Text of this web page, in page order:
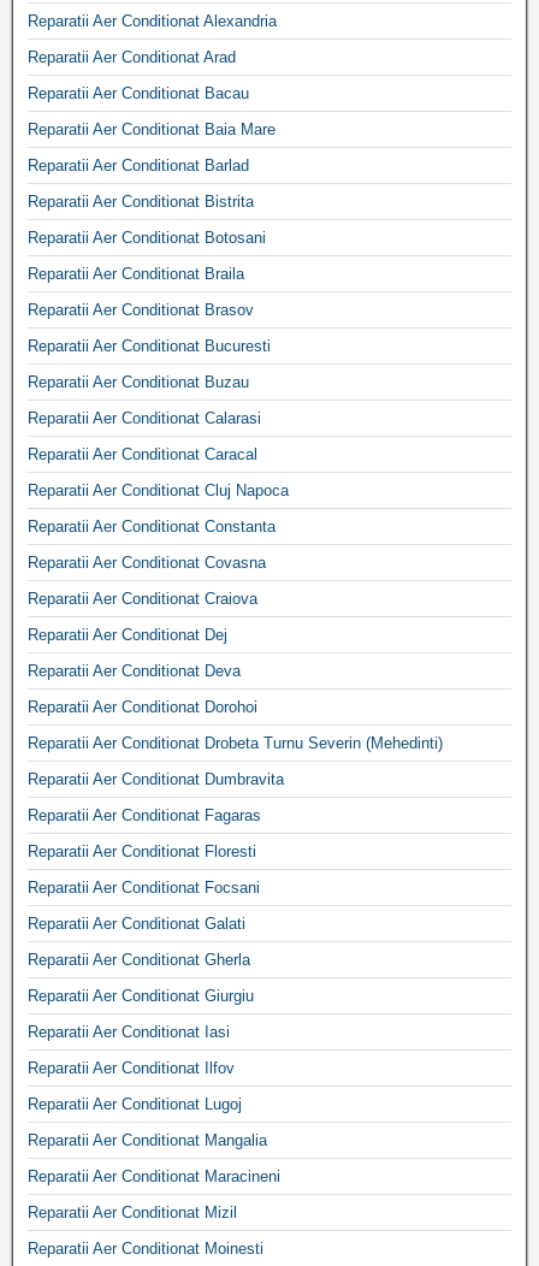
Reparatii Aer Conditionat Alexandria
Reparatii Aer Conditionat Arad
Reparatii Aer Conditionat Bacau
Reparatii Aer Conditionat Baia Mare
Reparatii Aer Conditionat Barlad
Reparatii Aer Conditionat Bistrita
Reparatii Aer Conditionat Botosani
Reparatii Aer Conditionat Braila
Reparatii Aer Conditionat Brasov
Reparatii Aer Conditionat Bucuresti
Reparatii Aer Conditionat Buzau
Reparatii Aer Conditionat Calarasi
Reparatii Aer Conditionat Caracal
Reparatii Aer Conditionat Cluj Napoca
Reparatii Aer Conditionat Constanta
Reparatii Aer Conditionat Covasna
Reparatii Aer Conditionat Craiova
Reparatii Aer Conditionat Dej
Reparatii Aer Conditionat Deva
Reparatii Aer Conditionat Dorohoi
Reparatii Aer Conditionat Drobeta Turnu Severin (Mehedinti)
Reparatii Aer Conditionat Dumbravita
Reparatii Aer Conditionat Fagaras
Reparatii Aer Conditionat Floresti
Reparatii Aer Conditionat Focsani
Reparatii Aer Conditionat Galati
Reparatii Aer Conditionat Gherla
Reparatii Aer Conditionat Giurgiu
Reparatii Aer Conditionat Iasi
Reparatii Aer Conditionat Ilfov
Reparatii Aer Conditionat Lugoj
Reparatii Aer Conditionat Mangalia
Reparatii Aer Conditionat Maracineni
Reparatii Aer Conditionat Mizil
Reparatii Aer Conditionat Moinesti